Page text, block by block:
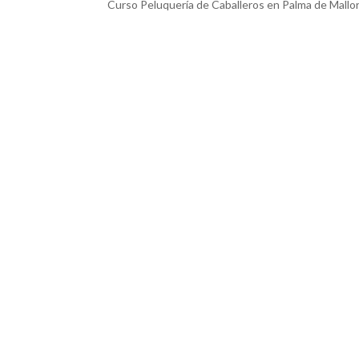
Curso Peluquería de Caballeros en Palma de